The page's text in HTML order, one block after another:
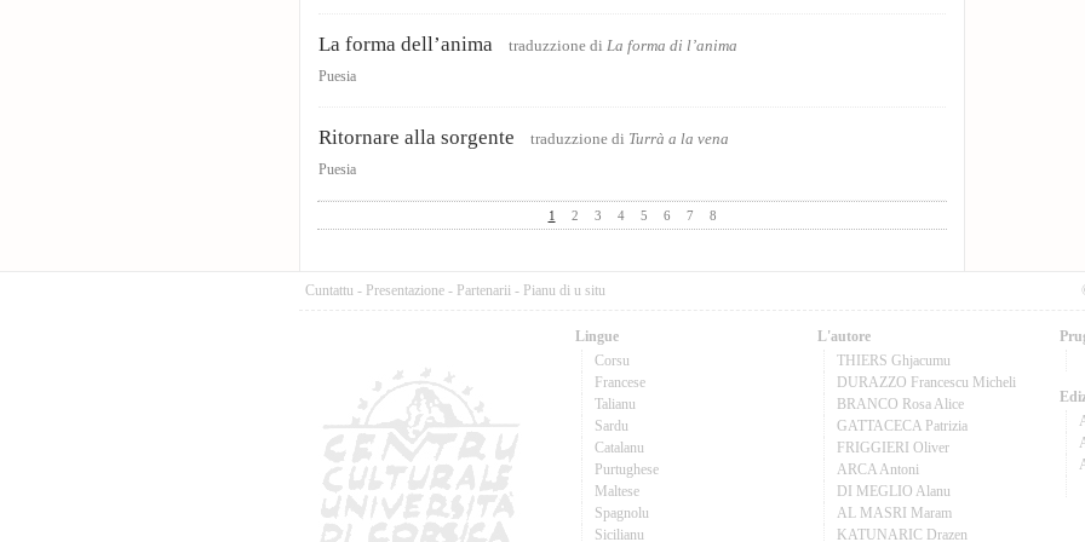
La forma dell’anima traduzzione di La forma di l’anima
Puesia
Ritornare alla sorgente traduzzione di Turrà a la vena
Puesia
1 2 3 4 5 6 7 8
Cuntattu - Presentazione - Partenarii - Pianu di u situ
Lingue
Corsu
Francese
Talianu
Sardu
Catalanu
Purtughese
Maltese
Spagnolu
Sicilianu
L'autore
THIERS Ghjacumu
DURAZZO Francescu Micheli
BRANCO Rosa Alice
GATTACECA Patrizia
FRIGGIERI Oliver
ARCA Antoni
DI MEGLIO Alanu
AL MASRI Maram
KATUNARIC Drazen